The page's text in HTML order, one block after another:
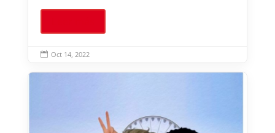
 Oct 14, 2022